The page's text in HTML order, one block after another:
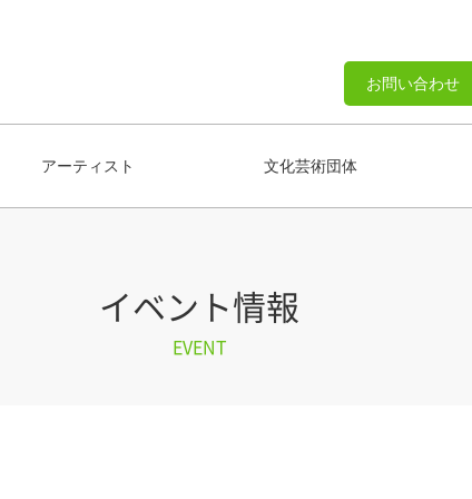
お問い合わせ
アーティスト 文化芸術団体
イベント情報
EVENT